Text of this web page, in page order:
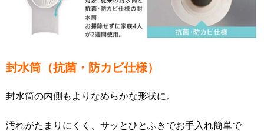
封水筒（抗菌・防カビ仕様）
封水筒の内側もよりなめらかな形状に。
汚れがたまりにくく、サッとひとふきでお手入れ簡単で